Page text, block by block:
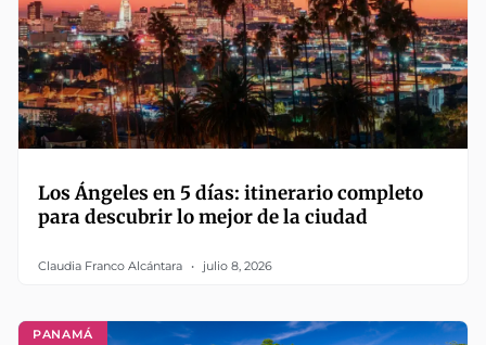
Los Ángeles en 5 días: itinerario completo
para descubrir lo mejor de la ciudad
Claudia Franco Alcántara julio 8, 2026
PANAMÁ